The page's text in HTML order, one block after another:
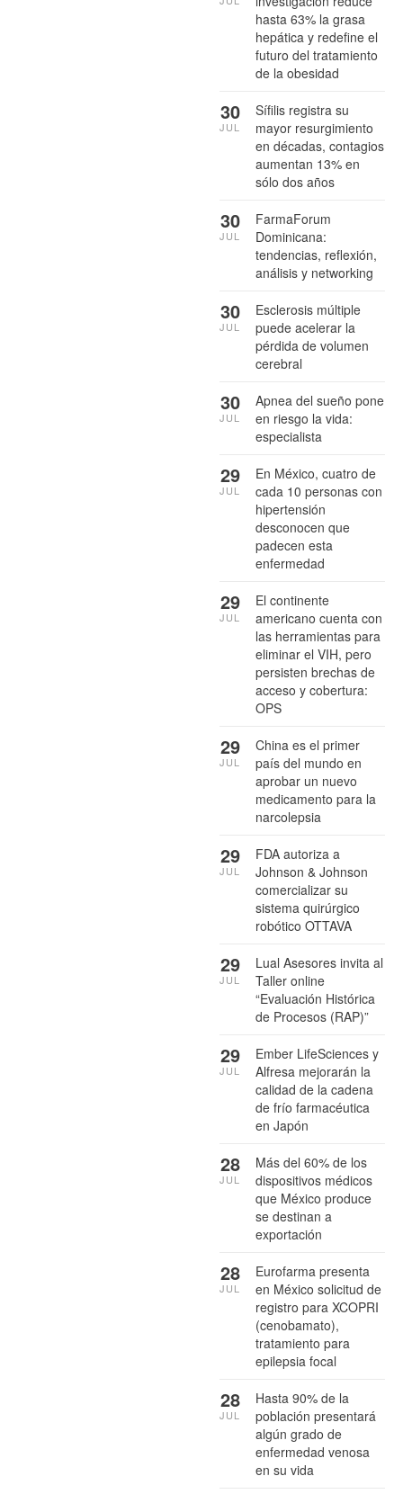
hasta 63% la grasa
hepática y redefine el
futuro del tratamiento
de la obesidad
Sífilis registra su
mayor resurgimiento
en décadas, contagios
aumentan 13% en
sólo dos años
30
JUL
FarmaForum
Dominicana:
tendencias, reflexión,
análisis y networking
30
JUL
Esclerosis múltiple
puede acelerar la
pérdida de volumen
cerebral
30
JUL
Apnea del sueño pone
en riesgo la vida:
especialista
30
JUL
En México, cuatro de
cada 10 personas con
hipertensión
desconocen que
padecen esta
enfermedad
29
JUL
El continente
americano cuenta con
las herramientas para
eliminar el VIH, pero
persisten brechas de
acceso y cobertura:
OPS
29
JUL
China es el primer
país del mundo en
aprobar un nuevo
medicamento para la
narcolepsia
29
JUL
FDA autoriza a
Johnson & Johnson
comercializar su
sistema quirúrgico
robótico OTTAVA
29
JUL
Lual Asesores invita al
Taller online
“Evaluación Histórica
de Procesos (RAP)”
29
JUL
Ember LifeSciences y
Alfresa mejorarán la
calidad de la cadena
de frío farmacéutica
en Japón
29
JUL
Más del 60% de los
dispositivos médicos
que México produce
se destinan a
exportación
28
JUL
Eurofarma presenta
en México solicitud de
registro para XCOPRI
(cenobamato),
tratamiento para
epilepsia focal
28
JUL
Hasta 90% de la
población presentará
algún grado de
enfermedad venosa
en su vida
28
JUL